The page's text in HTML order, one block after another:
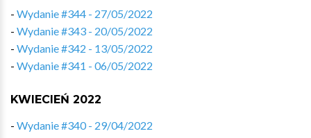
- Wydanie #344 - 27/05/2022
- Wydanie #343 - 20/05/2022
- Wydanie #342 - 13/05/2022
- Wydanie #341 - 06/05/2022
KWIECIEŃ 2022
- Wydanie #340 - 29/04/2022